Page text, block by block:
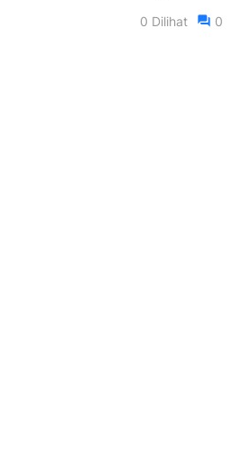
0 Dilihat 0